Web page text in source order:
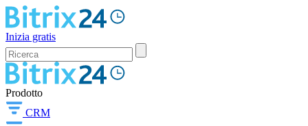
Inizia gratis
Prodotto
CRM